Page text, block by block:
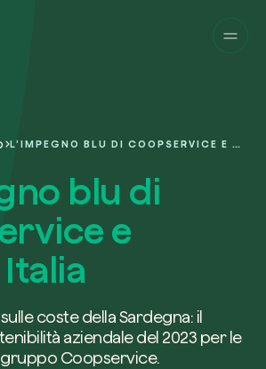
L’IMPEGNO BLU DI COOPSERVICE E SERVIZI ITALIA
blu di
e
coste della Sardegna: il
aziendale del 2023 per le
Coopservice.
dashboard dedicata per gestire e
che hai generato.
Accedioregistratialla web-app
personalizzata dal nostro
e Cognome*
di lavoro*